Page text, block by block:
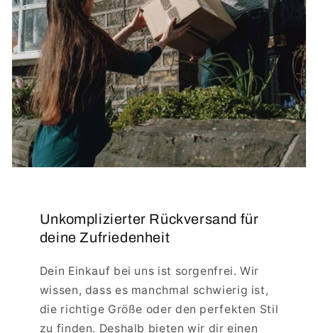
Unkomplizierter Rückversand für
deine Zufriedenheit
Dein Einkauf bei uns ist sorgenfrei. Wir
wissen, dass es manchmal schwierig ist,
die richtige Größe oder den perfekten Stil
zu finden. Deshalb bieten wir dir einen